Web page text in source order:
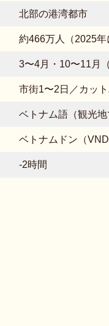
北部の港湾都市
約466万人（2025年
3〜4月・10〜11月
市街1〜2日／カッ
ベトナム語（観光地
ベトナムドン（VND
-2時間